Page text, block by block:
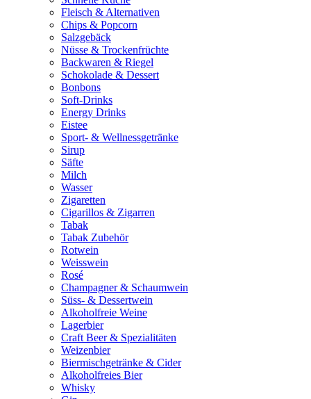
Fleisch & Alternativen
Chips & Popcorn
Salzgebäck
Nüsse & Trockenfrüchte
Backwaren & Riegel
Schokolade & Dessert
Bonbons
Soft-Drinks
Energy Drinks
Eistee
Sport- & Wellnessgetränke
Sirup
Säfte
Milch
Wasser
Zigaretten
Cigarillos & Zigarren
Tabak
Tabak Zubehör
Rotwein
Weisswein
Rosé
Champagner & Schaumwein
Süss- & Dessertwein
Alkoholfreie Weine
Lagerbier
Craft Beer & Spezialitäten
Weizenbier
Biermischgetränke & Cider
Alkoholfreies Bier
Whisky